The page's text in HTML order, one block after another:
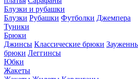
Блузки и рубашки
Блузки Рубашки Футболки Джемпера
Туники
Брюки
Джинсы Классические брюки
брюки Леггинсы
Юбки
Жакеты